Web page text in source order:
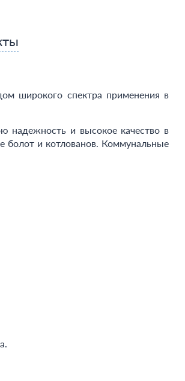
широкого спектра применения в
надежность и высокое качество в
болот и котлованов. Коммунальные